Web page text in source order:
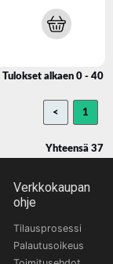
Tulokset alkaen 0 - 40
< 1
Yhteensä 37
Verkkokaupan
ohje
Tilausprosessi
Palautusoikeus